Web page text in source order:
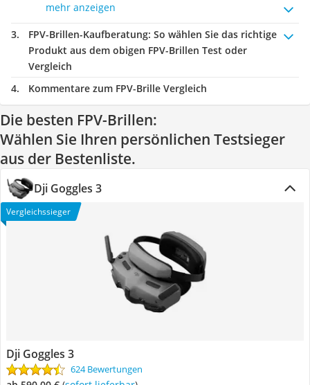
mehr anzeigen
FPV-Brillen-Kaufberatung: So wählen Sie das richtige
Produkt aus dem obigen FPV-Brillen Test oder
Vergleich
Kommentare zum FPV-Brille Vergleich
Die besten FPV-Brillen:
Wählen Sie Ihren persönlichen Testsieger
aus der Bestenliste.
Dji Goggles 3
Vergleichssieger
Dji Goggles 3
624 Bewertungen